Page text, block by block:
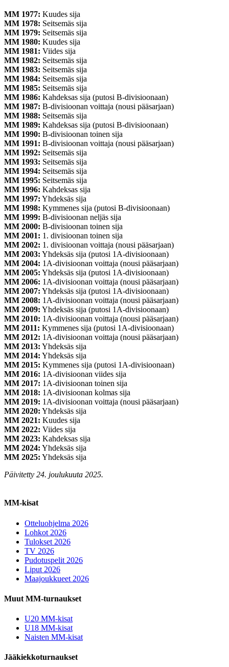
MM 1977: Kuudes sija
MM 1978: Seitsemäs sija
MM 1979: Seitsemäs sija
MM 1980: Kuudes sija
MM 1981: Viides sija
MM 1982: Seitsemäs sija
MM 1983: Seitsemäs sija
MM 1984: Seitsemäs sija
MM 1985: Seitsemäs sija
MM 1986: Kahdeksas sija (putosi B-divisioonaan)
MM 1987: B-divisioonan voittaja (nousi pääsarjaan)
MM 1988: Seitsemäs sija
MM 1989: Kahdeksas sija (putosi B-divisioonaan)
MM 1990: B-divisioonan toinen sija
MM 1991: B-divisioonan voittaja (nousi pääsarjaan)
MM 1992: Seitsemäs sija
MM 1993: Seitsemäs sija
MM 1994: Seitsemäs sija
MM 1995: Seitsemäs sija
MM 1996: Kahdeksas sija
MM 1997: Yhdeksäs sija
MM 1998: Kymmenes sija (putosi B-divisioonaan)
MM 1999: B-divisioonan neljäs sija
MM 2000: B-divisioonan toinen sija
MM 2001: 1. divisioonan toinen sija
MM 2002: 1. divisioonan voittaja (nousi pääsarjaan)
MM 2003: Yhdeksäs sija (putosi 1A-divisioonaan)
MM 2004: 1A-divisioonan voittaja (nousi pääsarjaan)
MM 2005: Yhdeksäs sija (putosi 1A-divisioonaan)
MM 2006: 1A-divisioonan voittaja (nousi pääsarjaan)
MM 2007: Yhdeksäs sija (putosi 1A-divisioonaan)
MM 2008: 1A-divisioonan voittaja (nousi pääsarjaan)
MM 2009: Yhdeksäs sija (putosi 1A-divisioonaan)
MM 2010: 1A-divisioonan voittaja (nousi pääsarjaan)
MM 2011: Kymmenes sija (putosi 1A-divisioonaan)
MM 2012: 1A-divisioonan voittaja (nousi pääsarjaan)
MM 2013: Yhdeksäs sija
MM 2014: Yhdeksäs sija
MM 2015: Kymmenes sija (putosi 1A-divisioonaan)
MM 2016: 1A-divisioonan viides sija
MM 2017: 1A-divisioonan toinen sija
MM 2018: 1A-divisioonan kolmas sija
MM 2019: 1A-divisioonan voittaja (nousi pääsarjaan)
MM 2020: Yhdeksäs sija
MM 2021: Kuudes sija
MM 2022: Viides sija
MM 2023: Kahdeksas sija
MM 2024: Yhdeksäs sija
MM 2025: Yhdeksäs sija
Päivitetty 24. joulukuuta 2025.
MM-kisat
Otteluohjelma 2026
Lohkot 2026
Tulokset 2026
TV 2026
Pudotuspelit 2026
Liput 2026
Maajoukkueet 2026
Muut MM-turnaukset
U20 MM-kisat
U18 MM-kisat
Naisten MM-kisat
Jääkiekkoturnaukset